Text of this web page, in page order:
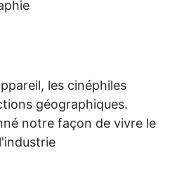
les cinéphiles
géographiques.
notre façon de vivre le